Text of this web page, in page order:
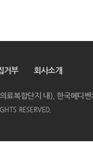
거부 회사소개
료복합단지 내), 한국메디
RESERVED.